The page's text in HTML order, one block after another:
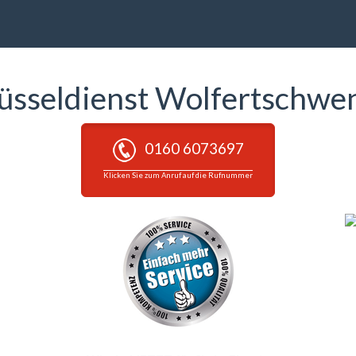
0160 6073697
Klicken Sie zum Anruf auf die Rufnummer